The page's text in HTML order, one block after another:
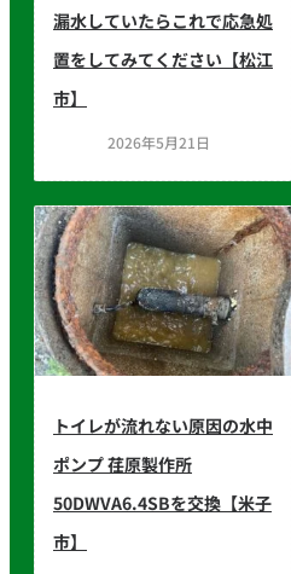
漏水していたらこれで応急処
置をしてみてください【松江
市】
2026年5月21日
トイレが流れない原因の水中
ポンプ 荏原製作所
50DWVA6.4SBを交換【米子
市】